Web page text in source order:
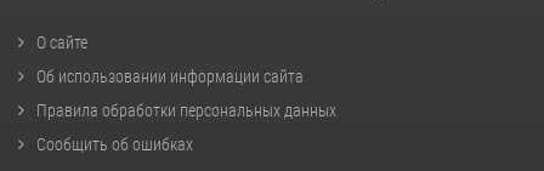
О сайте
Об использовании информации сайта
Правила обработки персональных данных
Сообщить об ошибках